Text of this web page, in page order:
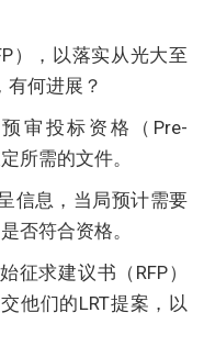
），以落实从光大至
何进展？
审投标资格（Pre-
所需的文件。
信息，当局预计需要
否符合资格。
求建议书（RFP）
他们的LRT提案，以